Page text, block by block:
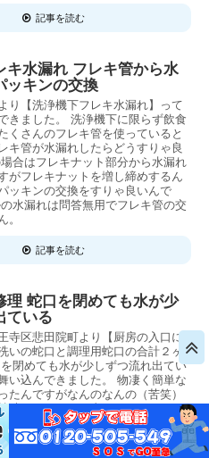
記事を読む
キ水漏れ フレキ管から水
ッキンの交換
り【洗浄機下フレキ水漏れ】って
きました。 洗浄機下に限らず飲食
くさんのフレキ管を使っていると
キ管が水漏れしたらどうすりゃ良
合はフレキナット部分から水漏れ
がフレキナットを増し締めするん
ッキンの交換をすりゃ良いんで
水漏れは問答無用でフレキ管の交
。
記事を読む
理 蛇口を閉めても水が少
ている
寺区悲田院町より【厨房の入口に
いの蛇口と調理用蛇口の合計２ヶ
閉めても水が少しずつ流れ出てい
い込んできました。 物凄く簡単な
たんですがなんのなんの（苦笑）
殊ですんなりと直せませんでした
ーンは初めてで山川設備も太刀打
場ですが『あっ！このパターンは
もアカンわ！』って参考になるん